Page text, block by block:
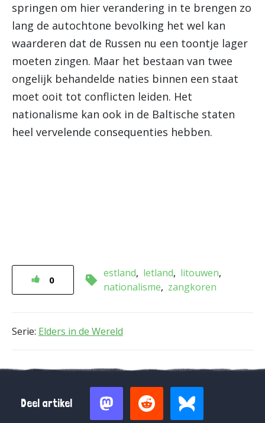
springen om hier verandering in te brengen zo
lang de autochtone bevolking het wel kan
waarderen dat de Russen nu een toontje lager
moeten zingen. Maar het bestaan van twee
ongelijk behandelde naties binnen een staat
moet ooit tot conflicten leiden. Het
nationalisme kan ook in de Baltische staten
heel vervelende consequenties hebben.
0
estland letland
litouwen
nationalisme
zangkoren
Serie: Elders in de Wereld
Deel artikel